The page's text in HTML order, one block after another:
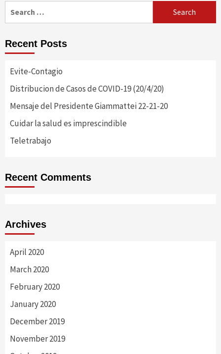
for:
Recent Posts
Evite-Contagio
Distribucion de Casos de COVID-19 (20/4/20)
Mensaje del Presidente Giammattei 22-21-20
Cuidar la salud es imprescindible
Teletrabajo
Recent Comments
Archives
April 2020
March 2020
February 2020
January 2020
December 2019
November 2019